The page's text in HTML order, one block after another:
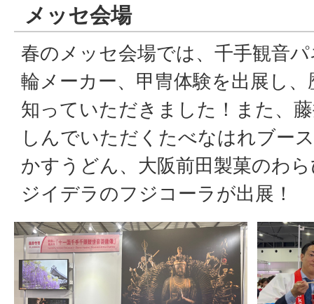
メッセ会場
春のメッセ会場では、千手観音
輪メーカー、甲冑体験を出展し
知っていただきました！また、
しんでいただくたべなはれブー
かすうどん、大阪前田製菓のわ
ジイデラのフジコーラが出展！